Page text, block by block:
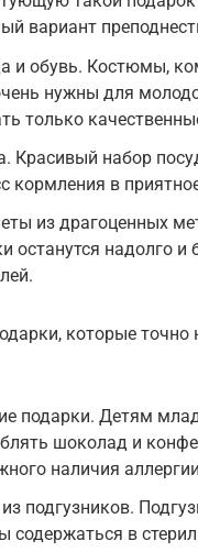
вариант
и обувь. Костюмы,
нужны для
только
Красивый набор
кормления в
из драгоценных
останутся надолго
которые
подарки. Детям
шоколад и
наличия
подгузников.
содержаться в